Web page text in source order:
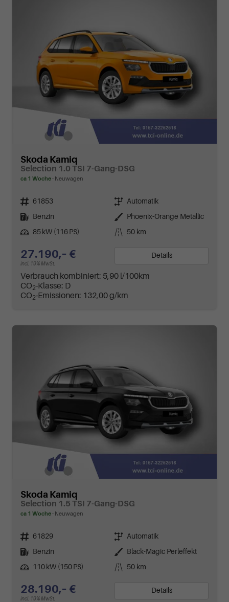
Skoda Kamiq
Selection 1.0 TSI 7-Gang-DSG
ca 1 Woche Neuwagen
Fahrzeugnr. 61853 Getriebe Automatik
Kraftstoff
Benzin Außenfarbe
Phoenix-Orange Metallic
Leistung 85 kW (116 PS) Kilometerstand 50 km
27.190,– €
incl. 19% MwSt.
Details
Verbrauch kombiniert: 5,90 l/100km
CO2-Klasse: D
CO2-Emissionen: 132,00 g/km
Skoda Kamiq
Selection 1.5 TSI 7-Gang-DSG
ca 1 Woche Neuwagen
Fahrzeugnr. 61829 Getriebe Automatik
Kraftstoff
Benzin Außenfarbe
Black-Magic Perleffekt
Leistung
110 kW (150 PS) Kilometerstand 50 km
28.190,– €
incl. 19% MwSt.
Details